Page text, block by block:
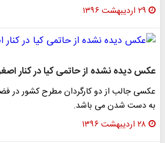
۲۹ اردیبهشت ۱۳۹۶
عکس دیده نشده از حاتمی کیا در کنار
عکسی جالب از دو کارگردان مطرح کشور در
به دست شدن می باشد.
۲۸ اردیبهشت ۱۳۹۶